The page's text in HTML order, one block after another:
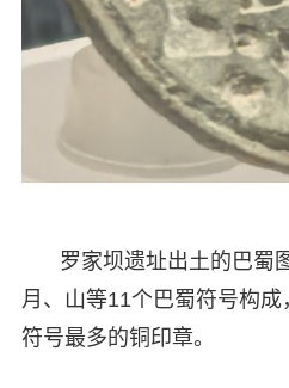
罗家坝遗址出土的巴蜀
月、山等11个巴蜀符号构
符号最多的铜印章。